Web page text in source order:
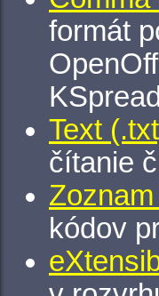
formát
Text
čítanie
kódov